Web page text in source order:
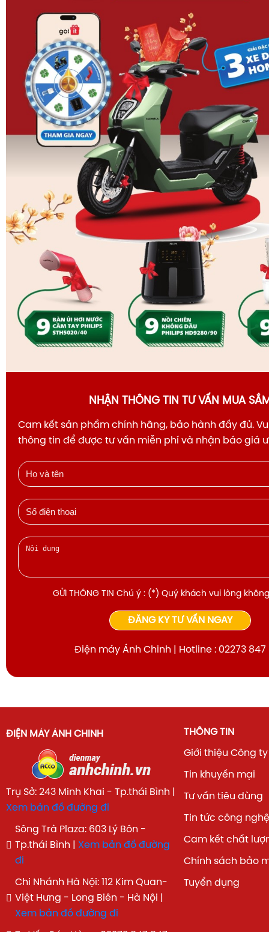
NHẬN THÔNG TIN TƯ VẤN MUA
Cam kết sản phẩm chính hãng, bảo hành đầy đủ.
thông tin để được tư vấn miễn phí và nhận báo giá
GỬI THÔNG TIN Chú ý : (*) Quý khách vui lòng
ĐĂNG KÝ TƯ VẤN NGAY
Điện máy Ánh Chinh | Hotline : 02273 847
ĐIỆN MÁY ÁNH CHINH
Trụ Sở: 243 Minh Khai - Tp.thái Bình |
Xem bản đồ đường đi
Sông Trà Plaza: 603 Lý Bôn -
Tp.thái Bình | Xem bản đồ đường
đi
Chi Nhánh Hà Nội: 112 Kim Quan-
Việt Hưng - Long Biên - Hà Nội |
Xem bản đồ đường đi
THÔNG TIN
Giới thiệu Công ty
Tin khuyến mại
Tư vấn tiêu dùng
Tin tức công nghệ
Cam kết chất
Chính sách bảo
Tuyển dụng